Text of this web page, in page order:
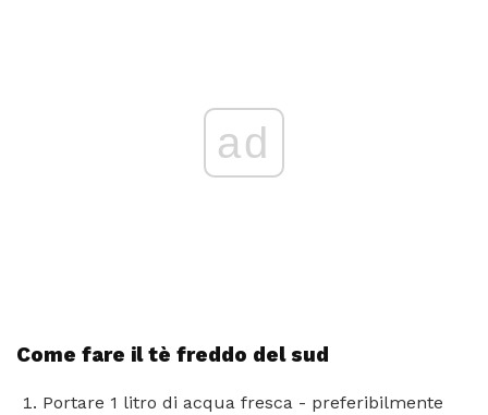
ad
Come fare il tè freddo del sud
Portare 1 litro di acqua fresca - preferibilmente